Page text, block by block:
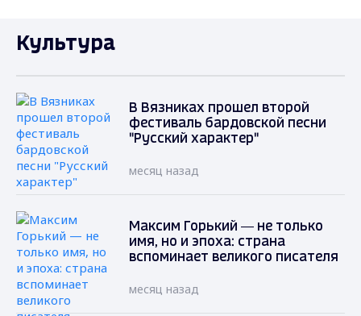
Культура
В Вязниках прошел второй
фестиваль бардовской песни
"Русский характер"
месяц назад
Максим Горький — не только
имя, но и эпоха: страна
вспоминает великого писателя
месяц назад